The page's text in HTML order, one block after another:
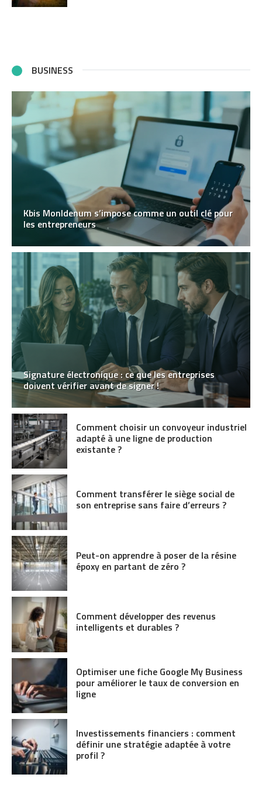
BUSINESS
Kbis MonIdenum s’impose comme un outil clé pour
les entrepreneurs
Signature électronique : ce que les entreprises
doivent vérifier avant de signer !
Comment choisir un convoyeur industriel
adapté à une ligne de production
existante ?
Comment transférer le siège social de
son entreprise sans faire d’erreurs ?
Peut-on apprendre à poser de la résine
époxy en partant de zéro ?
Comment développer des revenus
intelligents et durables ?
Optimiser une fiche Google My Business
pour améliorer le taux de conversion en
ligne
Investissements financiers : comment
définir une stratégie adaptée à votre
profil ?